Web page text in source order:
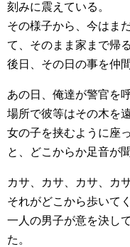
刻みに震えている。
その様子から、今はま
て、そのまま家まで帰
後日、その日の事を仲
あの日、俺達が警官を
場所で彼等はその木を
女の子を挟むように座
と、どこからか足音が
カサ、カサ、カサ、カ
それがどこから歩いて
一人の男子が意を決し
た。